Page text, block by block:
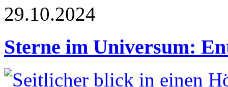
29.10.2024
Sterne im Universum: